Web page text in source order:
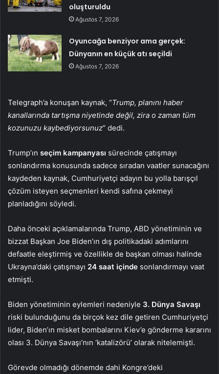
oluşturuldu
Ağustos 7, 2026
Oyuncağa benziyor ama gerçek:
Dünyanın en küçük atı seçildi
Ağustos 7, 2026
Telegraph’a konuşan kaynak, “Trump, planını haber
kanallarında tartışma niyetinde değil, zira o zaman tüm
kozunuzu kaybediyorsunuz” dedi.
Trump’ın seçim kampanyası sürecinde çatışmayı
sonlandırma konusunda sadece sıradan vaatler sunacağını
kaydeden kaynak, Cumhuriyetçi adayın bu yolla barışçıl
çözüm isteyen seçmenleri kendi safına çekmeyi
planladığını söyledi.
Daha önceki açıklamalarında Trump, ABD yönetiminin ve
bizzat Başkan Joe Biden’ın dış politikadaki adımlarını
defaatle eleştirmiş ve özellikle de başkan olması halinde
Ukrayna’daki çatışmayı 24 saat içinde sonlandırmayı vaat
etmişti.
Biden yönetiminin eylemleri nedeniyle 3. Dünya Savaşı
riski bulunduğunu da birçok kez dile getiren Cumhuriyetçi
lider, Biden’ın misket bombalarını Kiev’e gönderme kararını
olası 3. Dünya Savaşı’nın ‘katalizörü’ olarak nitelemişti.
Görevde olmadığı dönemde dahi Kongre’deki